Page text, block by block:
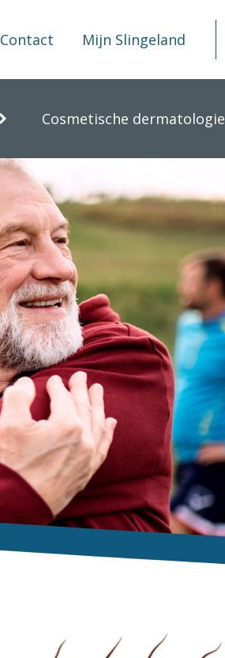
Contact Mijn Slingeland
Cosmetische dermatologie